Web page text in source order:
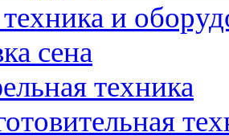
и
сена
техника